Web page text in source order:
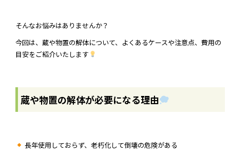
そんなお悩みはありませんか？
今回は、蔵や物置の解体について、よくあるケースや注意点、費用の
目安をご紹介いたします
蔵や物置の解体が必要になる理由
長年使用しておらず、老朽化して倒壊の危険がある